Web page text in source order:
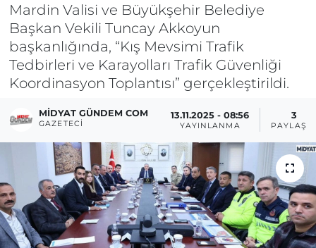
Mardin Valisi ve Büyükşehir Belediye
Başkan Vekili Tuncay Akkoyun
başkanlığında, “Kış Mevsimi Trafik
Tedbirleri ve Karayolları Trafik Güvenliği
Koordinasyon Toplantısı” gerçekleştirildi.
MIDYAT GÜNDEM COM
GAZETECI
13.11.2025 - 08:56
YAYINLANMA
3